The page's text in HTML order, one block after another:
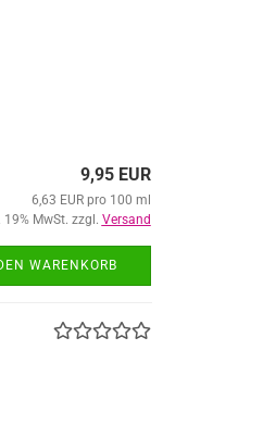
9,95 EUR
6,63 EUR pro 100 ml
19% MwSt. zzgl. Versand
WARENKORB